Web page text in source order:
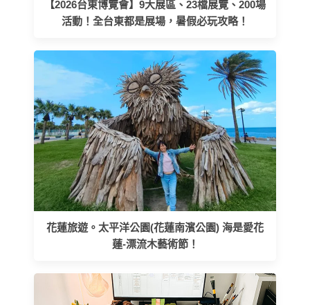
【2026台東博覽會】9大展區、23檔展覽、200場
活動！全台東都是展場，暑假必玩攻略！
花蓮旅遊。太平洋公園(花蓮南濱公園) 海是愛花
蓮-漂流木藝術節！